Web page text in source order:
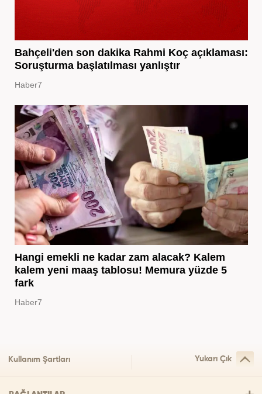
Bahçeli'den son dakika Rahmi Koç açıklaması:
Soruşturma başlatılması yanlıştır
Haber7
Hangi emekli ne kadar zam alacak? Kalem
kalem yeni maaş tablosu! Memura yüzde 5
fark
Haber7
Kullanım Şartları Yukarı Çık